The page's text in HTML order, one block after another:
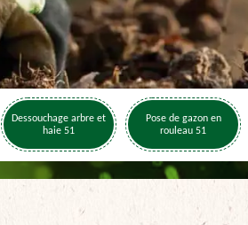
Dessouchage arbre et
haie 51
Pose de gazon en
rouleau 51